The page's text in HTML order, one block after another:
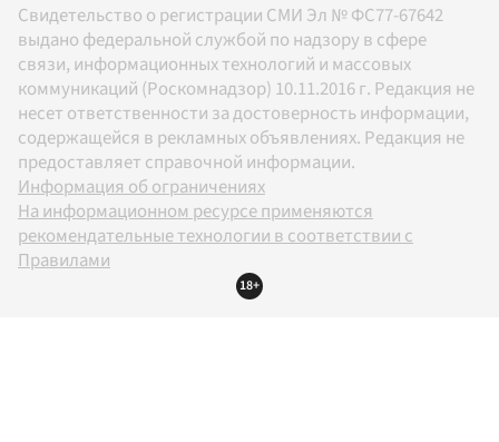
Свидетельство о регистрации СМИ Эл № ФС77-67642
выдано федеральной службой по надзору в сфере
связи, информационных технологий и массовых
коммуникаций (Роскомнадзор) 10.11.2016 г. Редакция не
несет ответственности за достоверность информации,
содержащейся в рекламных объявлениях. Редакция не
предоставляет справочной информации.
Информация об ограничениях
На информационном ресурсе применяются
рекомендательные технологии в соответствии с
Правилами
18+